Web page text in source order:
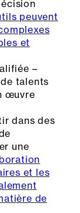
peuvent
et
–
talents
œuvre
dans des
une
et les
de